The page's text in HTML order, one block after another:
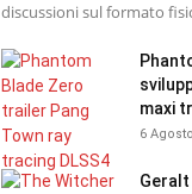
discussioni sul formato
maxi
6